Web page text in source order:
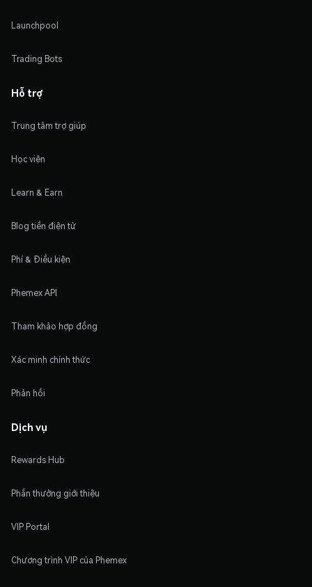
Launchpool
Trading Bots
Hỗ trợ
Trung tâm trợ giúp
Học viện
Learn & Earn
Blog tiền điện tử
Phí & Điều kiện
Phemex API
Tham khảo hợp đồng
Xác minh chính thức
Phản hồi
Dịch vụ
Rewards Hub
Phần thưởng giới thiệu
VIP Portal
Chương trình VIP của Phemex